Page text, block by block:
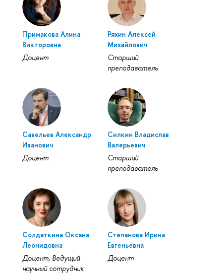
Примакова Алина
Викторовна
Доцент
Ряхин Алексей
Михайлович
Старший
преподаватель
Савельев Александр
Иванович
Доцент
Силкин Владислав
Валерьевич
Старший
преподаватель
Солдаткина Оксана
Леонидовна
Доцент, Ведущий
научный сотрудник
Степанова Ирина
Евгеньевна
Доцент